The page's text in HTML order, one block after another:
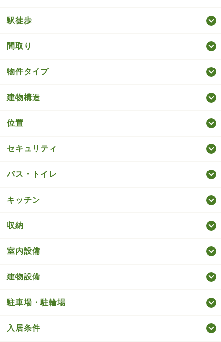
駅徒歩
間取り
物件タイプ
建物構造
位置
セキュリティ
バス・トイレ
キッチン
収納
室内設備
建物設備
駐車場・駐輪場
入居条件